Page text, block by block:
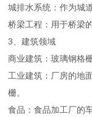
城排水系统：作为城
桥梁工程：用于桥梁
3、建筑领域
商业建筑：玻璃钢格
工业建筑：厂房的地
栅。
食品：食品加工厂的